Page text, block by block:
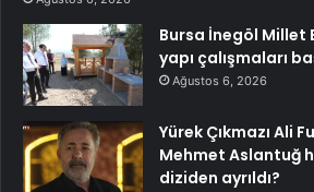
Bursa İnegöl Millet
yapı çalışmaları
Ağustos 6, 2026
Yürek Çıkmazı Ali
Mehmet Aslantuğ
diziden ayrıldı?